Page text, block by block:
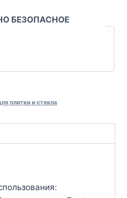
БЕЗОПАСНОЕ
плитки и стекла